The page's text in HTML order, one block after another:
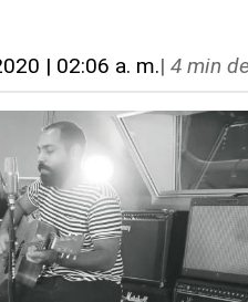
| 02:06 a. m.| 4 min